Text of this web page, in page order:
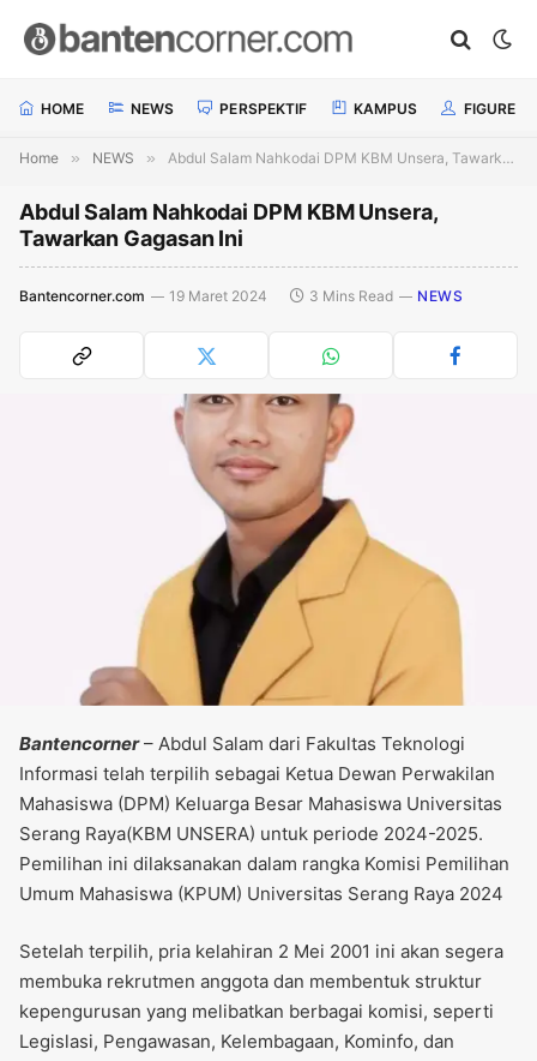
HOME NEWS PERSPEKTIF KAMPUS FIGURE
Home » NEWS » Abdul Salam Nahkodai DPM KBM Unsera, Tawarkan Gagasan Ini
Abdul Salam Nahkodai DPM KBM Unsera,
Tawarkan Gagasan Ini
Bantencorner.com 19 Maret 2024 3 Mins Read NEWS
Bantencorner– Abdul Salam dari Fakultas Teknologi
Informasi telah terpilih sebagai Ketua Dewan Perwakilan
Mahasiswa (DPM) Keluarga Besar Mahasiswa Universitas
Serang Raya(KBM UNSERA) untuk periode 2024-2025.
Pemilihan ini dilaksanakan dalam rangka Komisi Pemilihan
Umum Mahasiswa (KPUM) Universitas Serang Raya 2024
Setelah terpilih, pria kelahiran 2 Mei 2001 ini akan segera
membuka rekrutmen anggota dan membentuk struktur
kepengurusan yang melibatkan berbagai komisi, seperti
Legislasi, Pengawasan, Kelembagaan, Kominfo, dan